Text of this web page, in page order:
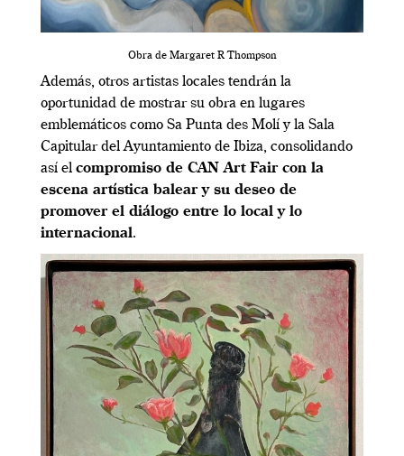
Obra de Margaret R Thompson
Además, otros artistas locales tendrán la
oportunidad de mostrar su obra en lugares
emblemáticos como Sa Punta des Molí y la Sala
Capitular del Ayuntamiento de Ibiza, consolidando
así el compromiso de CAN Art Fair con la
escena artística balear y su deseo de
promover el diálogo entre lo local y lo
internacional.